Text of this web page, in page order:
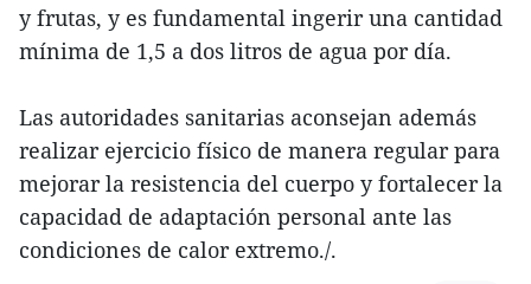
y frutas, y es fundamental ingerir una cantidad
mínima de 1,5 a dos litros de agua por día.
Las autoridades sanitarias aconsejan además
realizar ejercicio físico de manera regular para
mejorar la resistencia del cuerpo y fortalecer la
capacidad de adaptación personal ante las
condiciones de calor extremo./.